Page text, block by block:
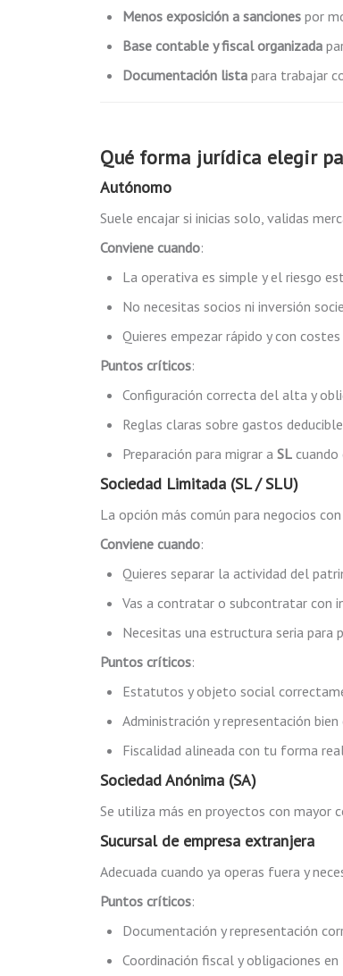
Menos exposición a sanciones por
Base contable y fiscal organizada
Documentación lista para trabajar
Qué forma jurídica elegir
Autónomo
Suele encajar si inicias solo, validas
Conviene cuando:
La operativa es simple y el riesgo
No necesitas socios ni inversión
Quieres empezar rápido y con
Puntos críticos:
Configuración correcta del alta y
Reglas claras sobre gastos
Preparación para migrar a SL cuando
Sociedad Limitada (SL / SLU)
La opción más común para negocios
Conviene cuando:
Quieres separar la actividad del
Vas a contratar o subcontratar con
Necesitas una estructura seria para
Puntos críticos:
Estatutos y objeto social
Administración y representación bien
Fiscalidad alineada con tu forma
Sociedad Anónima (SA)
Se utiliza más en proyectos con mayor
Sucursal de empresa extranjera
Adecuada cuando ya operas fuera y
Puntos críticos:
Documentación y representación
Coordinación fiscal y obligaciones